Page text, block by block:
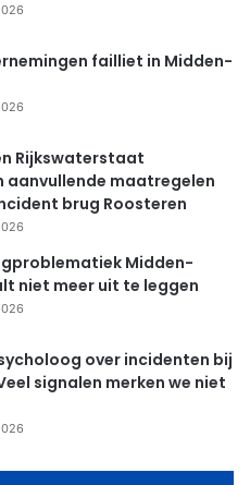
failliet in Midden-
Rijkswaterstaat
aanvullende maatregelen
brug Roosteren
Midden-
niet meer uit te leggen
over incidenten bij
signalen merken we niet